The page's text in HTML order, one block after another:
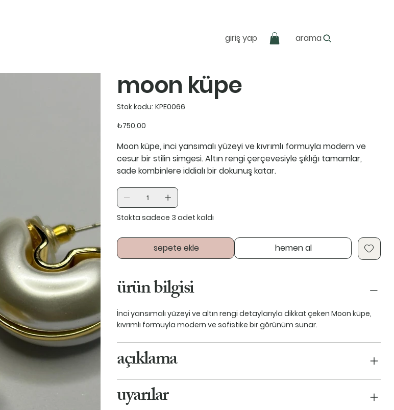
giriş yap arama
moon küpe
Stok kodu: Stok
kodu:
KPE0066
Fiyat
₺750,00
Moon küpe, inci yansımalı yüzeyi ve kıvrımlı formuyla modern ve
cesur bir stilin simgesi. Altın rengi çerçevesiyle şıklığı tamamlar,
sade kombinlere iddialı bir dokunuş katar.
Stokta sadece 3 adet kaldı
sepete ekle hemen al
ürün bilgisi
İnci yansımalı yüzeyi ve altın rengi detaylarıyla dikkat çeken Moon küpe,
kıvrımlı formuyla modern ve sofistike bir görünüm sunar.
açıklama
uyarılar